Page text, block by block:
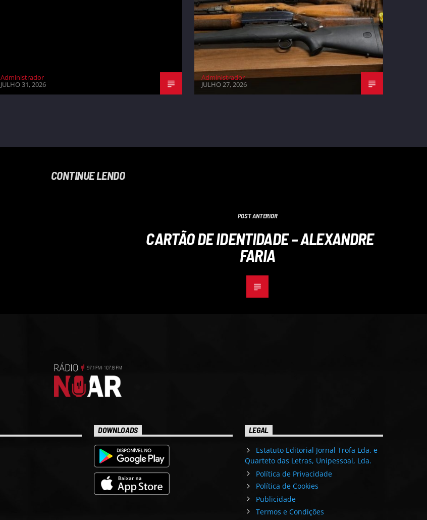
Administrador
JULHO 31, 2026
Administrador
JULHO 27, 2026
CONTINUE LENDO
POST ANTERIOR
CARTÃO DE IDENTIDADE – ALEXANDRE
FARIA
DOWNLOADS LEGAL
Estatuto Editorial Jornal Trofa Lda. e
Quarteto das Letras, Unipessoal, Lda.
Política de Privacidade
Política de Cookies
Publicidade
Termos e Condições